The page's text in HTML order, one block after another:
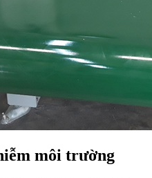
môi trường